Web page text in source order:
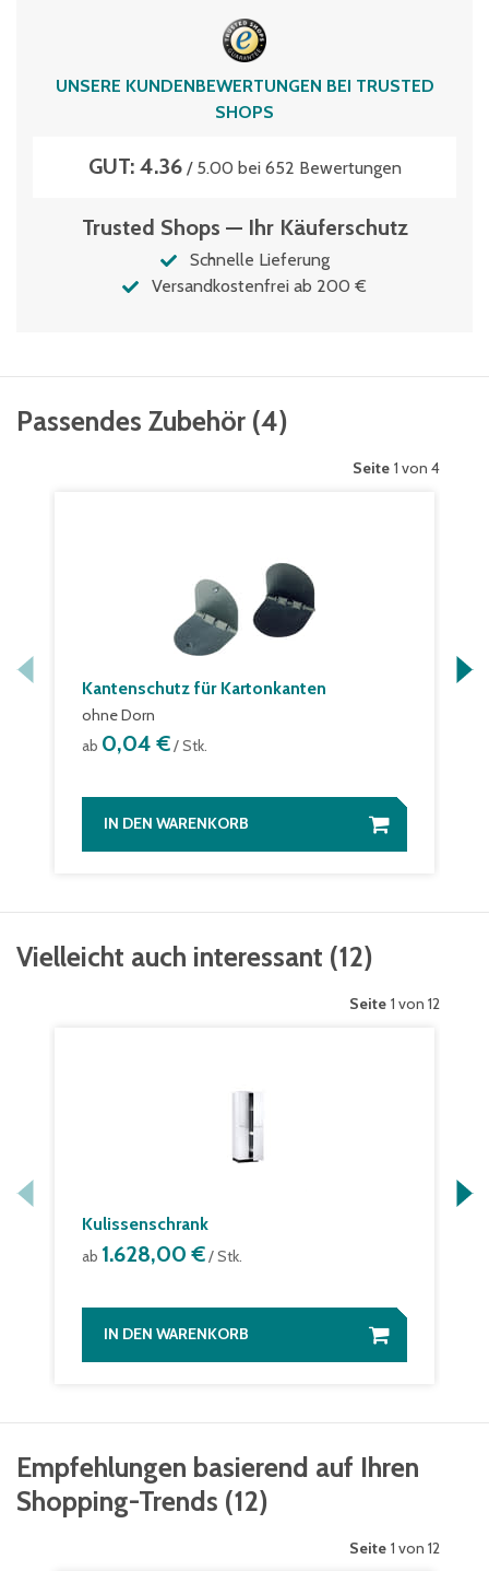
UNSERE KUNDENBEWERTUNGEN BEI TRUSTED
SHOPS
GUT: 4.36/ 5.00 bei 652 Bewertungen
Trusted Shops — Ihr Käuferschutz
Schnelle Lieferung
Versandkostenfrei ab 200 €
Passendes Zubehör (4)
Seite 1 von 4
Kantenschutz für Kartonkanten
ohne Dorn
ab 0,04 €/ Stk.
IN DEN WARENKORB
Vielleicht auch interessant (12)
Seite 1 von 12
Kulissenschrank
ab 1.628,00 €/ Stk.
IN DEN WARENKORB
Empfehlungen basierend auf Ihren
Shopping-Trends (12)
Seite 1 von 12